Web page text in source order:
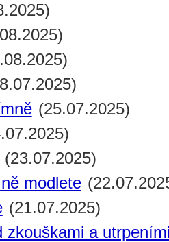
(25.07.2025)
(23.07.2025)
modlete
(21.07.2025)
zkouškami a